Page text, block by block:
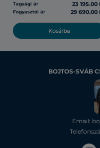
Tagsági ár 23 195.00
Fogyasztói ár 29 690.00
Kosárba
BOJTOS-SVÁB
Email: